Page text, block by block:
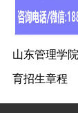
山东管理学
育招生章程